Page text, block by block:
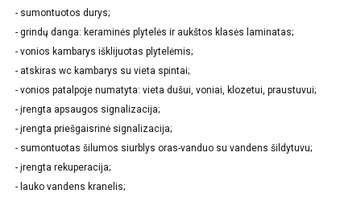
- sumontuotos durys;
- grindų danga: keraminės plytelės ir aukštos klasės laminatas;
- vonios kambarys išklijuotas plytelėmis;
- atskiras wc kambarys su vieta spintai;
- vonios patalpoje numatyta: vieta dušui, voniai, klozetui, praustuvui;
- įrengta apsaugos signalizacija;
- įrengta priešgaisrinė signalizacija;
- sumontuotas šilumos siurblys oras-vanduo su vandens šildytuvu;
- įrengta rekuperacija;
- lauko vandens kranelis;